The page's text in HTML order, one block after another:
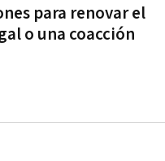
para renovar el
o una coacción